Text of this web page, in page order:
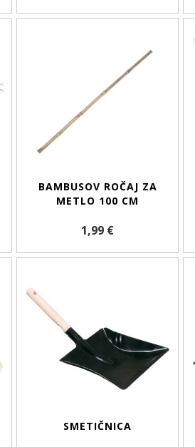
BAMBUSOV ROČAJ ZA
METLO 100 CM
1,99 €
SMETIČNICA